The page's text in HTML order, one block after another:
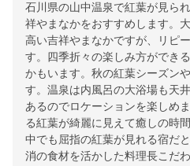
石川県の山中温泉で紅葉が見ら
祥やまなかをおすすめします。
高い吉祥やまなかですが、リピ
す。四季折々の楽しみ方ができ
かもいます。秋の紅葉シーズン
す。温泉は内風呂の大浴場も天
あるのでロケーションを楽しめ
る紅葉が綺麗に見えて癒しの時
中でも屈指の紅葉が見れる宿だ
消の食材を活かした料理長こだ